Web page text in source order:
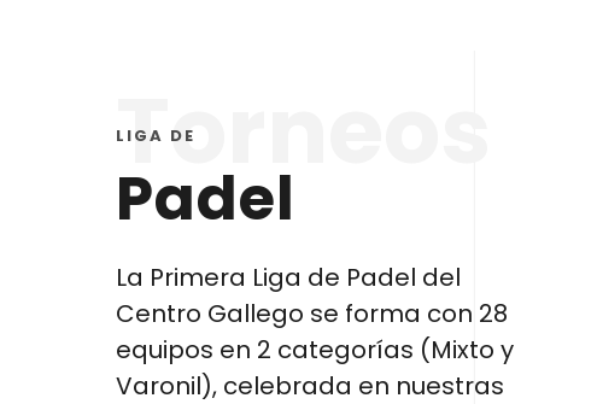
LIGA DE
Torneos
Padel
La Primera Liga de Padel del
Centro Gallego se forma con 28
equipos en 2 categorías (Mixto y
Varonil), celebrada en nuestras